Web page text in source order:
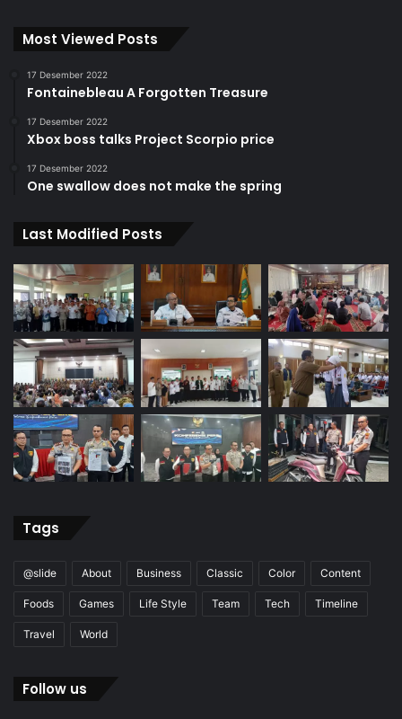
Most Viewed Posts
17 Desember 2022
Fontainebleau A Forgotten Treasure
17 Desember 2022
Xbox boss talks Project Scorpio price
17 Desember 2022
One swallow does not make the spring
Last Modified Posts
Tags
@slide About Business Classic Color Content
Foods Games Life Style Team Tech Timeline
Travel World
Follow us